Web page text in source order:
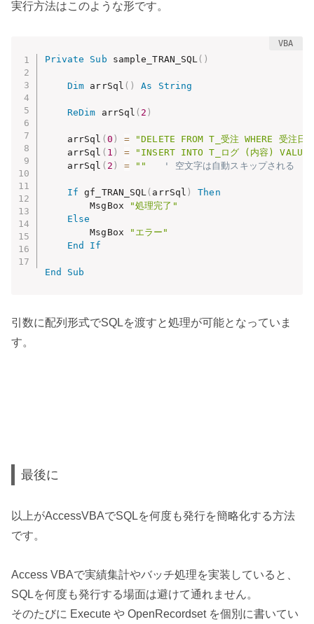
実行方法はこのような形です。
Private Sub sample_TRAN_SQL ( )
Dim arrSql ( ) As String
ReDim arrSql ( 2 )
    arrSql
( 0 ) =
"DELETE FROM T_受注 WHERE 受注
    arrSql
( 1 ) =
"INSERT INTO T_ログ (内容)
    arrSql
( 2 ) = "" ' 空文字は自動スキップされる
If gf_TRAN_SQL ( arrSql )
Then
        MsgBox
"処理完了"
Else
        MsgBox
"エラー"
End
If
End Sub
引数に配列形式でSQLを渡すと処理が可能となっていま
す。
最後に
以上がAccessVBAでSQLを何度も発行を簡略化する方法
です。
Access VBAで実績集計やバッチ処理を実装していると、
SQLを何度も発行する場面は避けて通れません。
そのたびに Execute や OpenRecordset を個別に書いてい